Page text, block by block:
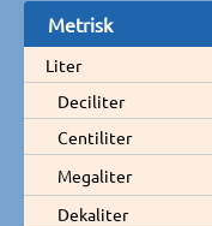
Metrisk
Liter
Deciliter
Centiliter
Megaliter
Dekaliter